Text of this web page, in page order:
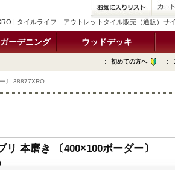
| タイルライフ アウトレットタイル販売（通販）サ
ーデニング ウッドデッキ
初めての方へ
〕 38877XRO
リ 本磨き 〔400×100ボーダー〕